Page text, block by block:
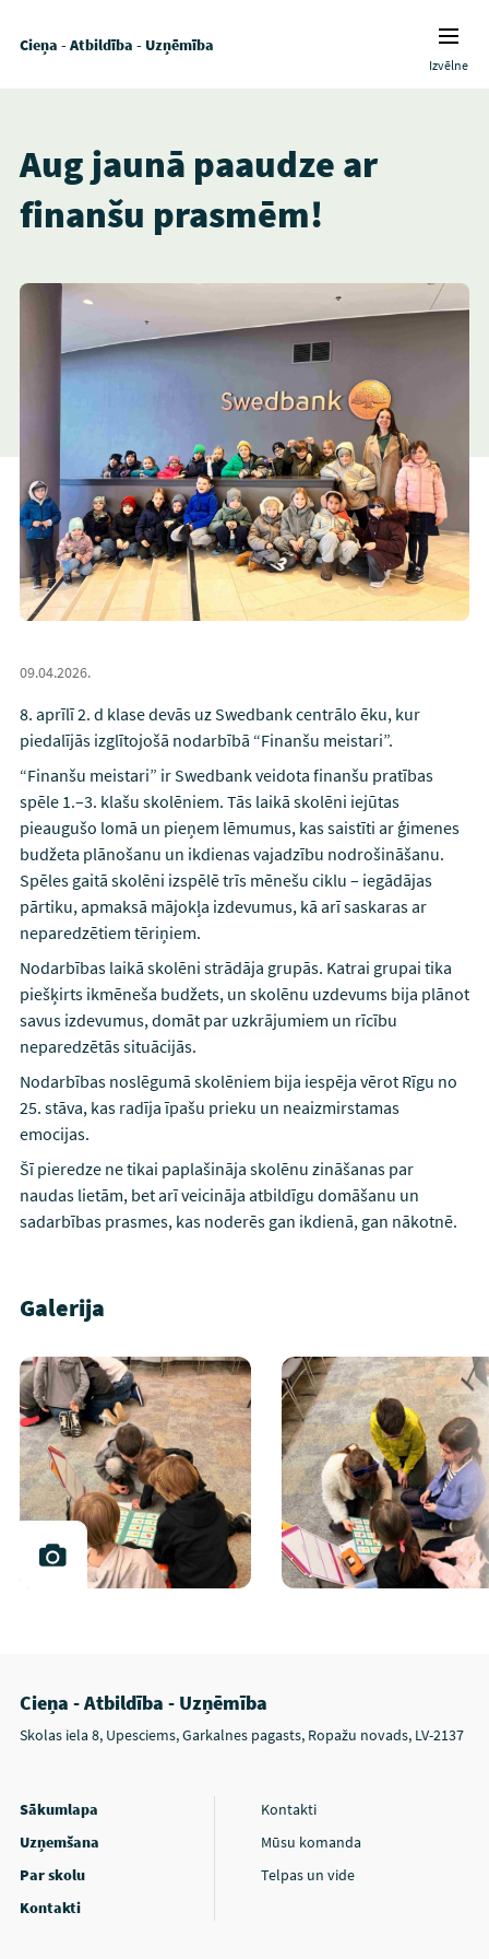
Cieņa - Atbildība - Uzņēmība
Izvēlne
Aug jaunā paaudze ar
finanšu prasmēm!
09.04.2026.
8. aprīlī 2. d klase devās uz Swedbank centrālo ēku, kur
piedalījās izglītojošā nodarbībā “Finanšu meistari”.
“Finanšu meistari” ir Swedbank veidota finanšu pratības
spēle 1.–3. klašu skolēniem. Tās laikā skolēni iejūtas
pieaugušo lomā un pieņem lēmumus, kas saistīti ar ģimenes
budžeta plānošanu un ikdienas vajadzību nodrošināšanu.
Spēles gaitā skolēni izspēlē trīs mēnešu ciklu – iegādājas
pārtiku, apmaksā mājokļa izdevumus, kā arī saskaras ar
neparedzētiem tēriņiem.
Nodarbības laikā skolēni strādāja grupās. Katrai grupai tika
piešķirts ikmēneša budžets, un skolēnu uzdevums bija plānot
savus izdevumus, domāt par uzkrājumiem un rīcību
neparedzētās situācijās.
Nodarbības noslēgumā skolēniem bija iespēja vērot Rīgu no
25. stāva, kas radīja īpašu prieku un neaizmirstamas
emocijas.
Šī pieredze ne tikai paplašināja skolēnu zināšanas par
naudas lietām, bet arī veicināja atbildīgu domāšanu un
sadarbības prasmes, kas noderēs gan ikdienā, gan nākotnē.
Galerija
Cieņa - Atbildība - Uzņēmība
Skolas iela 8, Upesciems, Garkalnes pagasts, Ropažu novads, LV-2137
Sākumlapa
Uzņemšana
Par skolu
Kontakti
Kontakti
Mūsu komanda
Telpas un vide